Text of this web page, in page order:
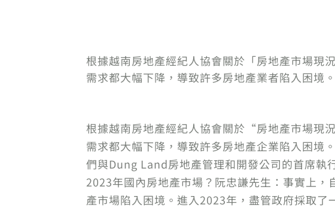
根據越南房地產經紀人協會關於「房地產市場現
需求都大幅下降，導致許多房地產業者陷入困境。
根據越南房地產經紀人協會關於“房地產市場現
需求都大幅下降，導致許多房地產企業陷入困境
們與Dung Land房地產管理和開發公司的首席執
2023年國內房地產市場？阮忠謙先生：事實上
產市場陷入困境。進入2023年，盡管政府採取